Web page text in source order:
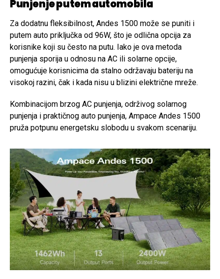
Punjenje putem automobila
Za dodatnu fleksibilnost, Andes 1500 može se puniti i
putem auto priključka od 96W, što je odlična opcija za
korisnike koji su često na putu. Iako je ova metoda
punjenja sporija u odnosu na AC ili solarne opcije,
omogućuje korisnicima da stalno održavaju bateriju na
visokoj razini, čak i kada nisu u blizini električne mreže.
Kombinacijom brzog AC punjenja, održivog solarnog
punjenja i praktičnog auto punjenja, Ampace Andes 1500
pruža potpunu energetsku slobodu u svakom scenariju.